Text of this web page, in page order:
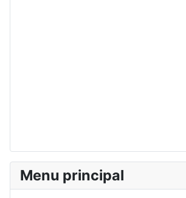
Menu principal